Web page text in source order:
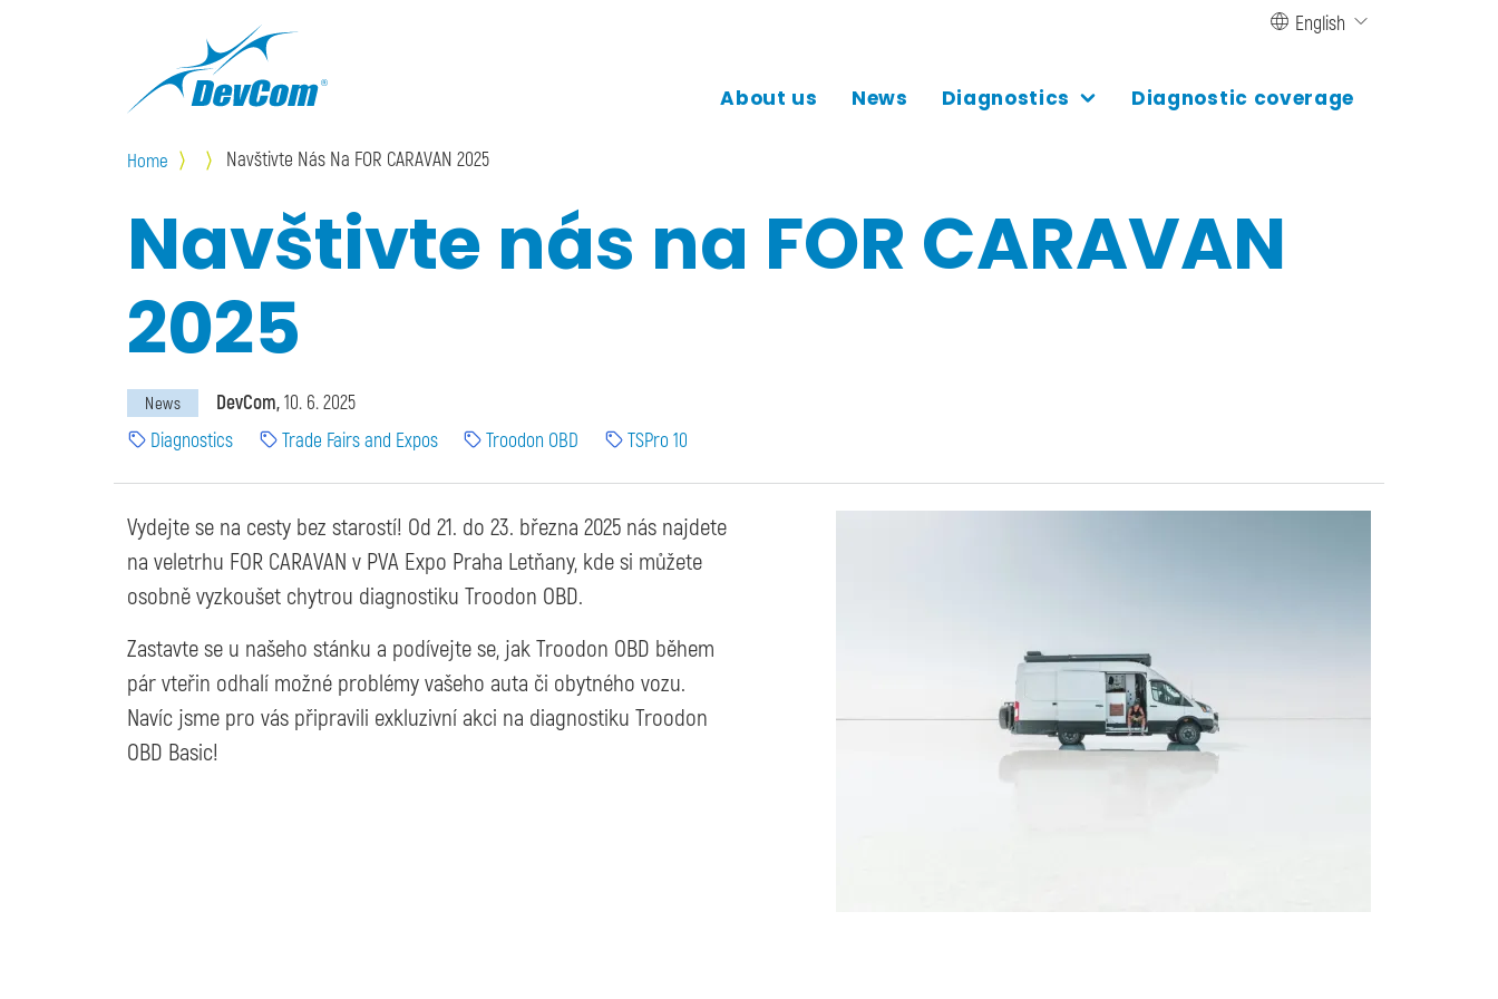
English
About us News Diagnostics Diagnostic coverage
Home Navštivte Nás Na FOR CARAVAN 2025
Navštivte nás na FOR CARAVAN
2025
News DevCom 10. 6. 2025
Diagnostics
Trade Fairs and Expos Troodon OBD TSPro 10
Vydejte se na cesty bez starostí! Od 21. do 23. března 2025 nás najdete
na veletrhu FOR CARAVAN v PVA Expo Praha Letňany, kde si můžete
osobně vyzkoušet chytrou diagnostiku Troodon OBD.
Zastavte se u našeho stánku a podívejte se, jak Troodon OBD během
pár vteřin odhalí možné problémy vašeho auta či obytného vozu.
Navíc jsme pro vás připravili exkluzivní akci na diagnostiku Troodon
OBD Basic!